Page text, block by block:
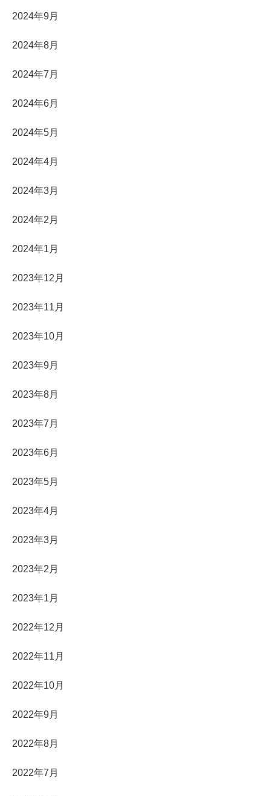
2024年9月
2024年8月
2024年7月
2024年6月
2024年5月
2024年4月
2024年3月
2024年2月
2024年1月
2023年12月
2023年11月
2023年10月
2023年9月
2023年8月
2023年7月
2023年6月
2023年5月
2023年4月
2023年3月
2023年2月
2023年1月
2022年12月
2022年11月
2022年10月
2022年9月
2022年8月
2022年7月